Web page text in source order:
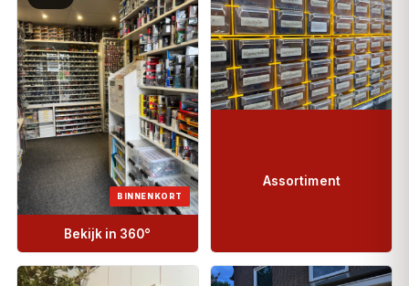
BINNENKORT
Bekijk in 360°
Assortiment